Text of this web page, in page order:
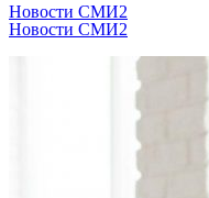
Новости СМИ2
Новости СМИ2